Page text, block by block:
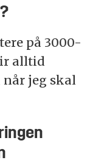
på 3000-
alltid
når jeg skal